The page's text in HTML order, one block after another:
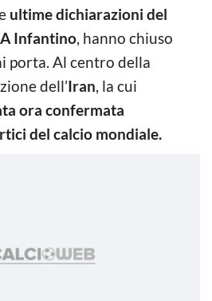
ultime dichiarazioni del
Infantino, hanno chiuso
porta. Al centro della
dell’Iran, la cui
ora confermata
del calcio mondiale.